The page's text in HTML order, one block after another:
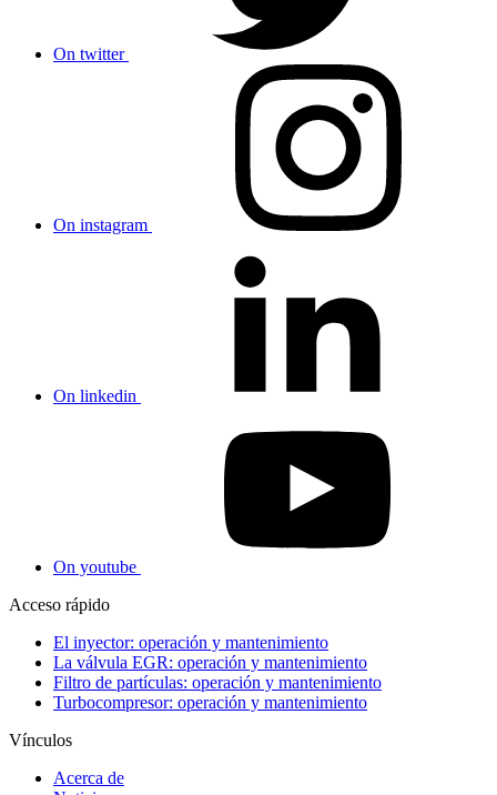
On twitter
On instagram
On linkedin
On youtube
Acceso rápido
El inyector: operación y mantenimiento
La válvula EGR: operación y mantenimiento
Filtro de partículas: operación y mantenimiento
Turbocompresor: operación y mantenimiento
Vínculos
Acerca de